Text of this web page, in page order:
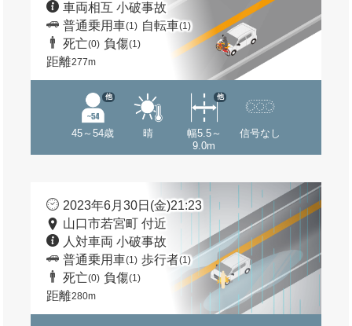
車両相互 小破事故
普通乗用車(1) 自転車(1)
死亡(0) 負傷(1)
距離277m
45～54歳
他
晴
幅5.5～
9.0m
他
信号なし
2023年6月30日(金)21:23
山口市若宮町 付近
人対車両 小破事故
普通乗用車(1) 歩行者(1)
死亡(0) 負傷(1)
距離280m